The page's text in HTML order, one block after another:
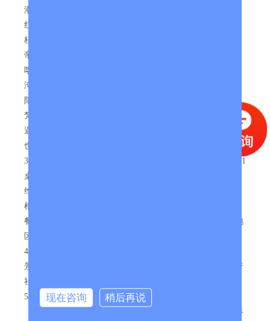
潮、素朝优宿、公园度假、鸿泰假日、河岸竹林、万紫千
红、喆啡、君临、新月阁、水晶阁、港湾或同级
桂林当地五星参考酒店：天街国际、红璞礼遇、中隐国际、
帝凯国际、民丰国际、圣豪公馆、丽柏北站店、凯里亚德、
喀舍悦璟、惠林顿智尊、新滨、麗枫、金嗓子国际、金水
湾、宜尚或同级
阳朔当地五星参考酒店：画中乐、花筑、月光度假、铂漫、
梵泊、凯里亚德、碧玉国际、万丽花园、美豪、新西街、漓
遇悠宿、豪源、紫薇、象山国际、伴山居、你好、往来、维
也纳或同级
3、【用餐】2早3正，正餐餐标30/人，小孩餐费减半；10人1
桌8菜一汤（不含酒水），人数增减时，菜量相应增减，但
维持餐标不变，整团少于6人退餐。（注：行程中的用餐会
根据动车班次时间作适当的调整,用餐数不变. 旅游团队用
餐，旅行社按承诺标准确保餐饮卫生及餐食数量，但不同地
区餐食口味有差异，不一定满足您的口味需求，敬请谅解）
4、【门票】行程内第一道景点首门票；（温馨提示：部分
景区内有请香和请太岁、拓画等活动，为景区项目，非旅行
社安排的购物点）
5、【儿童】6岁以下只含：半正餐、半早餐、车位、导服
（景点验票标准十分严格，若超高产生费用家长自理现补半
现在咨询 稍后再说